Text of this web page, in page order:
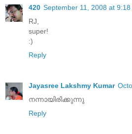
420 September 11, 2008 at 9:18
RJ,
super!
:)
Reply
Jayasree Lakshmy Kumar
നന്നായിരിക്കുന്നു
Reply